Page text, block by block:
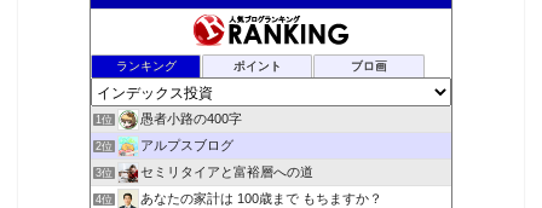
ランキング ポイント ブロ画
1位 愚者小路の400字
2位 アルプスブログ
3位 セミリタイアと富裕層への道
4位 あなたの家計は 100歳まで もちますか？